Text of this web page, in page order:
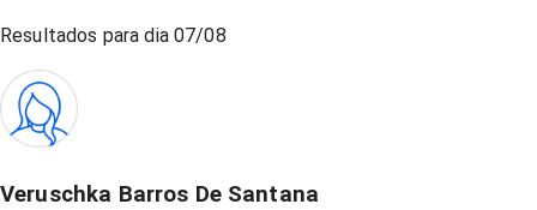
Resultados para dia07/08
Veruschka Barros De Santana